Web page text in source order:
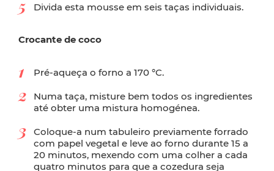
Divida esta mousse em seis taças individuais.
Crocante de coco
Pré-aqueça o forno a 170 °C.
Numa taça, misture bem todos os ingredientes
até obter uma mistura homogénea.
Coloque-a num tabuleiro previamente forrado
com papel vegetal e leve ao forno durante 15 a
20 minutos, mexendo com uma colher a cada
quatro minutos para que a cozedura seja